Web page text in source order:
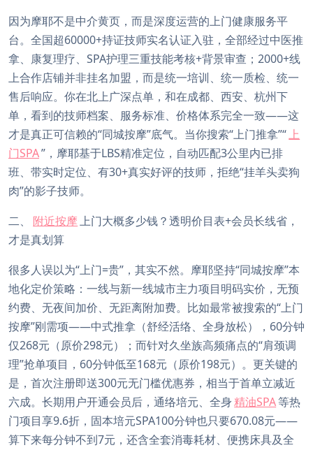
因为摩耶不是中介黄页，而是深度运营的上门健康服务平
台。全国超60000+持证技师实名认证入驻，全部经过中医推
拿、康复理疗、SPA护理三重技能考核+背景审查；2000+线
上合作店铺并非挂名加盟，而是统一培训、统一质检、统一
售后响应。你在北上广深点单，和在成都、西安、杭州下
单，看到的技师档案、服务标准、价格体系完全一致——这
才是真正可信赖的“同城按摩”底气。当你搜索“上门推拿”“上
门SPA”，摩耶基于LBS精准定位，自动匹配3公里内已排
班、带实时定位、有30+真实好评的技师，拒绝“挂羊头卖狗
肉”的影子技师。
二、
附近按摩上门大概多少钱？透明价目表+会员长线省，
才是真划算
很多人误以为“上门=贵”，其实不然。摩耶坚持“同城按摩”本
地化定价策略：一线与新一线城市主力项目明码实价，无预
约费、无夜间加价、无距离附加费。比如最常被搜索的“上门
按摩”刚需项——中式推拿（舒经活络、全身放松），60分钟
仅268元（原价298元）；而针对久坐族高频痛点的“肩颈调
理”抢单项目，60分钟低至168元（原价198元）。更关键的
是，首次注册即送300元无门槛优惠券，相当于首单立减近
六成。长期用户开通会员后，通络培元、全身精油SPA等热
门项目享9.6折，固本培元SPA100分钟也只要670.08元——
算下来每分钟不到7元，还含全套消毒耗材、便携床具及全